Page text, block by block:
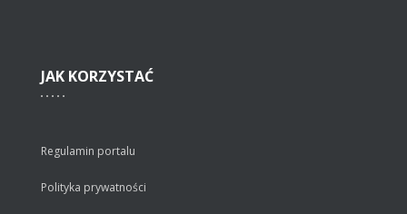
JAK KORZYSTAĆ
Regulamin portalu
Polityka prywatności